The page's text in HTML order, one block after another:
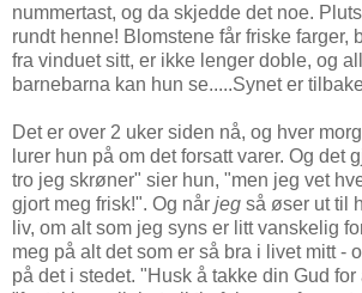
nummertast, og da skjedde det noe.
rundt henne! Blomstene får friske farger,
fra vinduet sitt, er ikke lenger doble, og
barnebarna kan hun se.....Synet er
Det er over 2 uker siden nå, og hver
lurer hun på om det forsatt varer. Og det
tro jeg skrøner" sier hun, "men jeg vet
gjort meg frisk!". Og når jeg så øser ut til
liv, om alt som jeg syns er litt vanskelig
meg på alt det som er så bra i livet mitt -
på det i stedet. "Husk å takke din Gud